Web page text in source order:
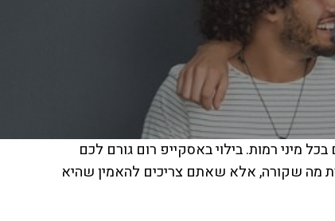
מיני רמות. בילוי באסקייפ רום גורם לכם
מה שקורה, אלא שאתם צריכים להאמין שהיא